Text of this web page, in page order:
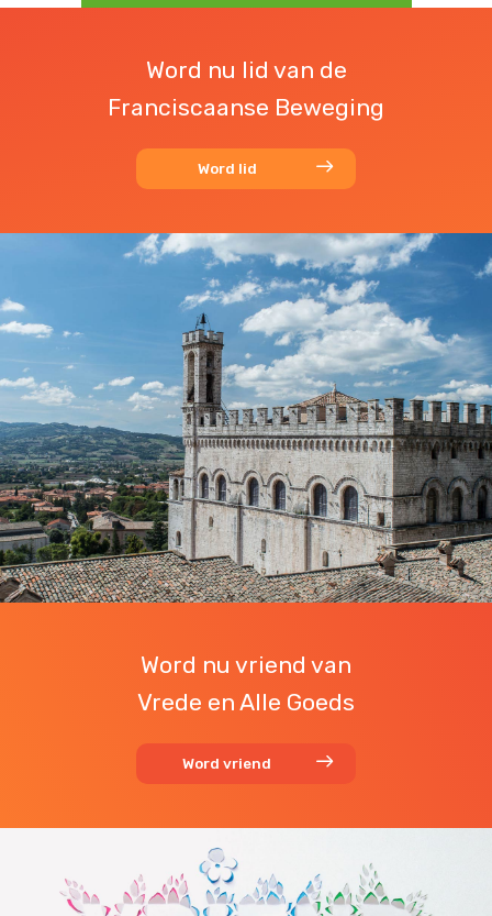
Word nu lid van de
Franciscaanse Beweging
Word lid
Word nu vriend van
Vrede en Alle Goeds
Word vriend